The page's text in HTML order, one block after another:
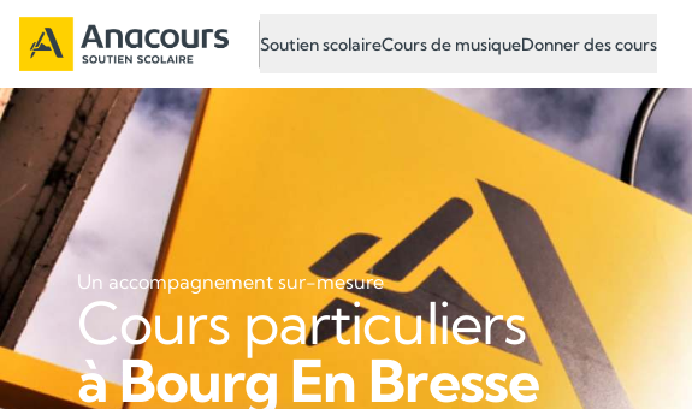
Soutien scolaireCours de musiqueDonner des cours
Un accompagnement sur-mesure
Cours particuliers
à Bourg En Bresse